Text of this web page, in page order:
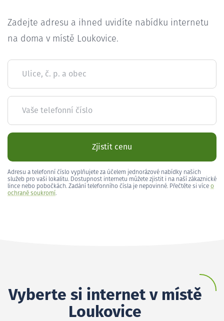
Zadejte adresu a ihned uvidíte nabídku internetu
na doma v místě Loukovice.
Ulice, č. p. a obec
Vaše telefonní číslo
Zjistit cenu
Adresu a telefonní číslo vyplňujete za účelem jednorázové nabídky našich
služeb pro vaši lokalitu. Dostupnost internetu můžete zjistit i na naší zákaznické
lince nebo pobočkách. Zadání telefonního čísla je nepovinné. Přečtěte si více o
ochraně soukromí.
Vyberte si internet v místě
Loukovice